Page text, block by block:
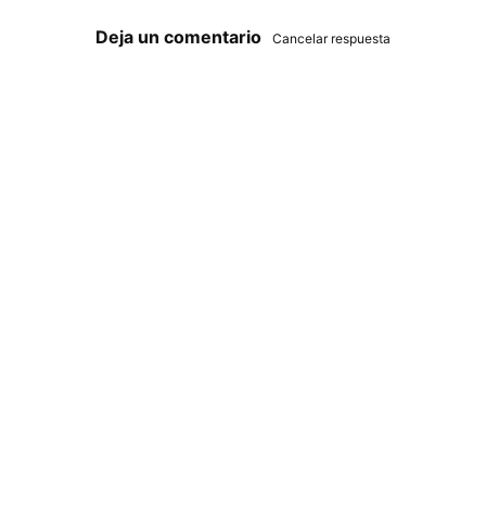
Deja un comentario Cancelar respuesta